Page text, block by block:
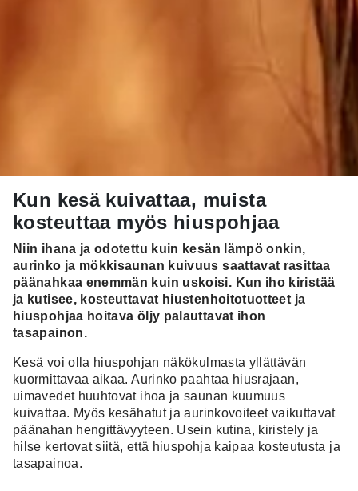
Kun kesä kuivattaa, muista
kosteuttaa myös hiuspohjaa
Niin ihana ja odotettu kuin kesän lämpö onkin,
aurinko ja mökkisaunan kuivuus saattavat rasittaa
päänahkaa enemmän kuin uskoisi. Kun iho kiristää
ja kutisee, kosteuttavat hiustenhoitotuotteet ja
hiuspohjaa hoitava öljy palauttavat ihon
tasapainon.
Kesä voi olla hiuspohjan näkökulmasta yllättävän
kuormittavaa aikaa. Aurinko paahtaa hiusrajaan,
uimavedet huuhtovat ihoa ja saunan kuumuus
kuivattaa. Myös kesähatut ja aurinkovoiteet vaikuttavat
päänahan hengittävyyteen. Usein kutina, kiristely ja
hilse kertovat siitä, että hiuspohja kaipaa kosteutusta ja
tasapainoa.